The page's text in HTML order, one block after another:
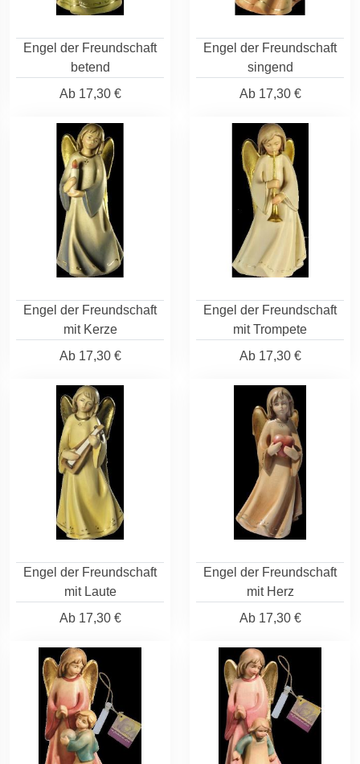
Engel der Freundschaft
betend
Ab17,30 €
Engel der Freundschaft
singend
Ab17,30 €
Engel der Freundschaft
mit Kerze
Ab17,30 €
Engel der Freundschaft
mit Trompete
Ab17,30 €
Engel der Freundschaft
mit Laute
Ab17,30 €
Engel der Freundschaft
mit Herz
Ab17,30 €